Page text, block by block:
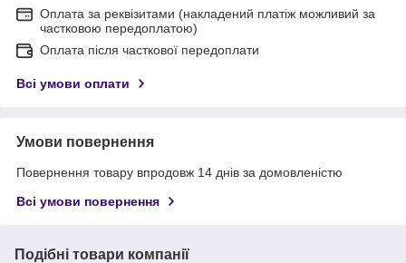
Оплата за реквізитами (накладений платіж можливий за
частковою передоплатою)
Оплата після часткової передоплати
Всі умови оплати
Умови повернення
Повернення товару впродовж 14 днів за домовленістю
Всі умови повернення
Подібні товари компанії